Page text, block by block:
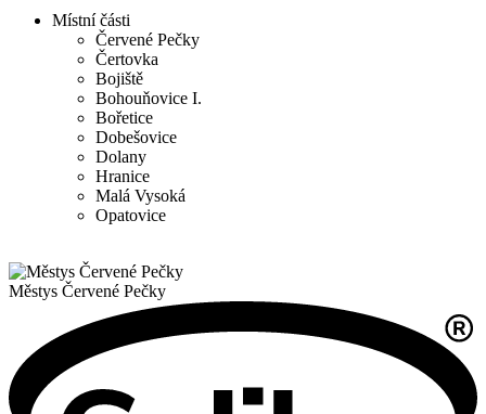
Místní části
Červené Pečky
Čertovka
Bojiště
Bohouňovice I.
Bořetice
Dobešovice
Dolany
Hranice
Malá Vysoká
Opatovice
Městys Červené Pečky